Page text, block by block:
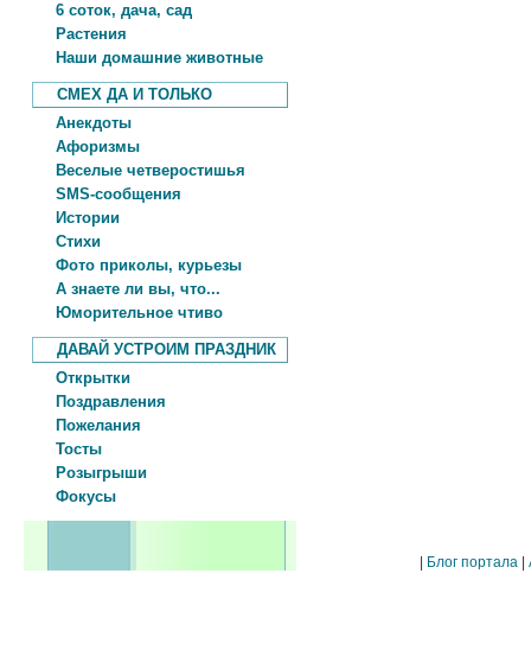
6 соток, дача, сад
Растения
Наши домашние животные
СМЕХ ДА И ТОЛЬКО
Анекдоты
Афоризмы
Веселые четверостишья
SMS-сообщения
Истории
Стихи
Фото приколы, курьезы
А знаете ли вы, что...
Юморительное чтиво
ДАВАЙ УСТРОИМ ПРАЗДНИК
Открытки
Поздравления
Пожелания
Тосты
Розыгрыши
Фокусы
Блог портала